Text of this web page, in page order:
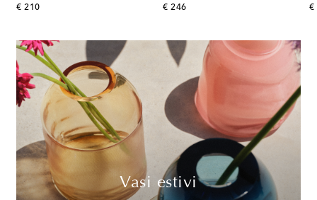
€ 210
original price
€ 246
original price €
Vasi estivi